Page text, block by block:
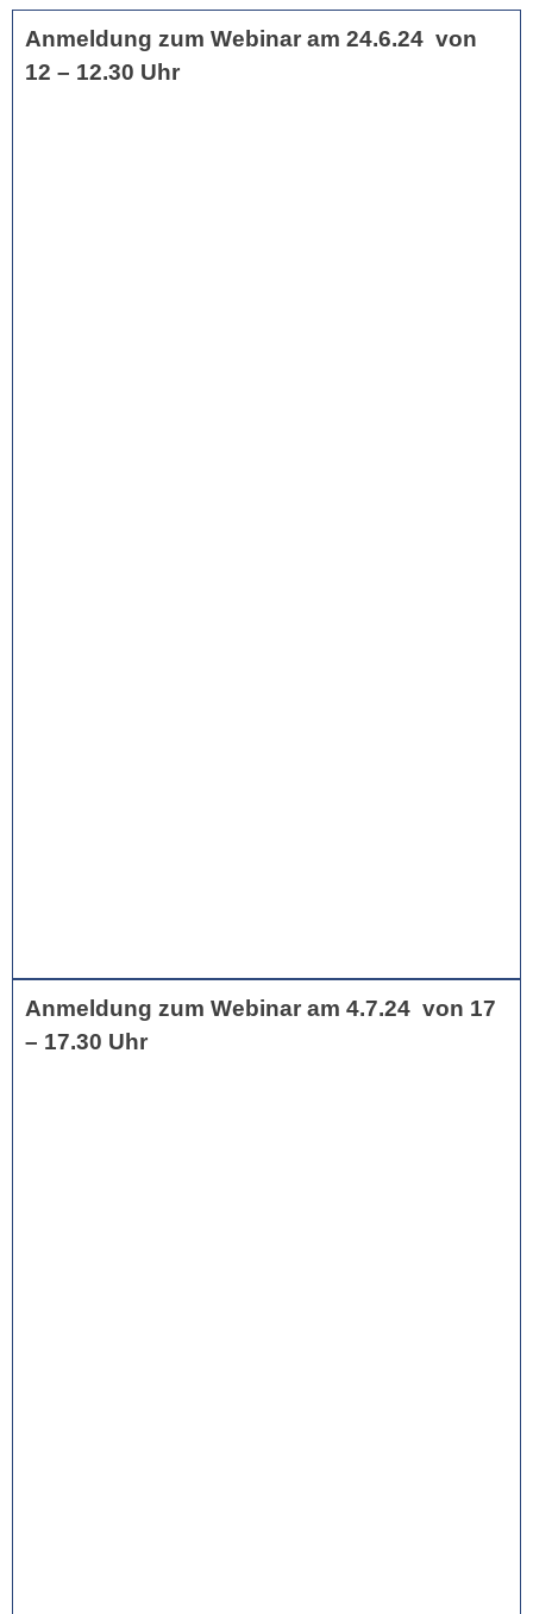
Anmeldung zum Webinar am 24.6.24 von
12 – 12.30 Uhr
Anmeldung zum Webinar am 4.7.24 von 17
– 17.30 Uhr